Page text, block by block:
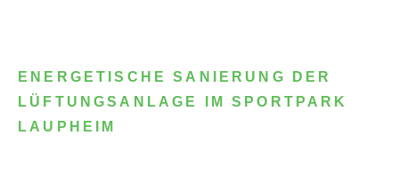
ENERGETISCHE SANIERUNG DER
LÜFTUNGSANLAGE IM SPORTPARK
LAUPHEIM